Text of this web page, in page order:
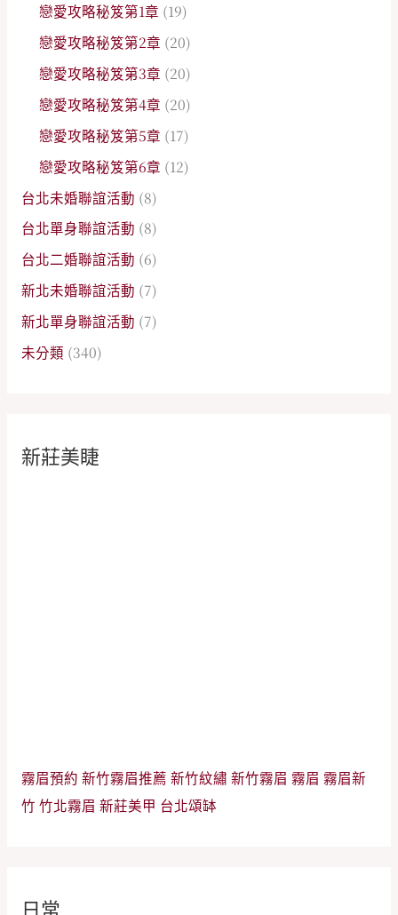
戀愛攻略秘笈第1章 (19)
戀愛攻略秘笈第2章 (20)
戀愛攻略秘笈第3章 (20)
戀愛攻略秘笈第4章 (20)
戀愛攻略秘笈第5章 (17)
戀愛攻略秘笈第6章 (12)
台北未婚聯誼活動 (8)
台北單身聯誼活動 (8)
台北二婚聯誼活動 (6)
新北未婚聯誼活動 (7)
新北單身聯誼活動 (7)
未分類 (340)
新莊美睫
霧眉預約 新竹霧眉推薦 新竹紋繡 新竹霧眉 霧眉 霧眉新
竹 竹北霧眉 新莊美甲 台北頌缽
日常